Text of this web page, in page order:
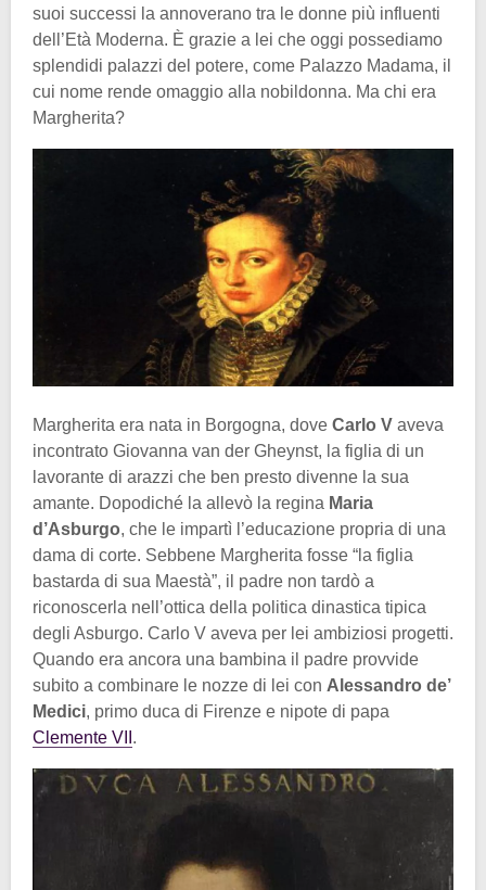
suoi successi la annoverano tra le donne più influenti
dell’Età Moderna. È grazie a lei che oggi possediamo
splendidi palazzi del potere, come Palazzo Madama, il
cui nome rende omaggio alla nobildonna. Ma chi era
Margherita?
Margherita era nata in Borgogna, dove Carlo V aveva
incontrato Giovanna van der Gheynst, la figlia di un
lavorante di arazzi che ben presto divenne la sua
amante. Dopodiché la allevò la regina Maria
d’Asburgo, che le impartì l’educazione propria di una
dama di corte. Sebbene Margherita fosse “la figlia
bastarda di sua Maestà”, il padre non tardò a
riconoscerla nell’ottica della politica dinastica tipica
degli Asburgo. Carlo V aveva per lei ambiziosi progetti.
Quando era ancora una bambina il padre provvide
subito a combinare le nozze di lei con Alessandro de’
Medici, primo duca di Firenze e nipote di papa
Clemente VII .